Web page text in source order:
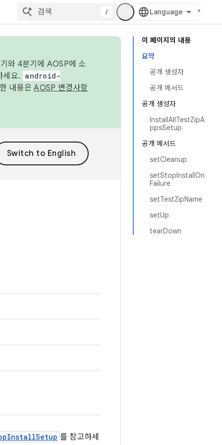
/
이 페이지의 내용
요약
공개 생성자
공개 메서드
공개 생성자
InstallAllTestZipA
ppsSetup
공개 메서드
setCleanup
setStopInstallOn
Failure
setTestZipName
setUp
tearDown
와 4분기에 AOSP에 소
세요. android-
내용은AOSP 변경사항
를 참고하세